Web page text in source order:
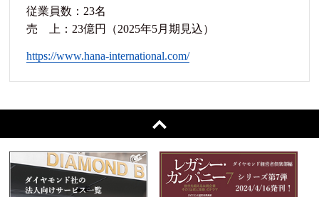
従業員数：23名
売 上：23億円（2025年5月期見込）
https://www.hana-international.com/